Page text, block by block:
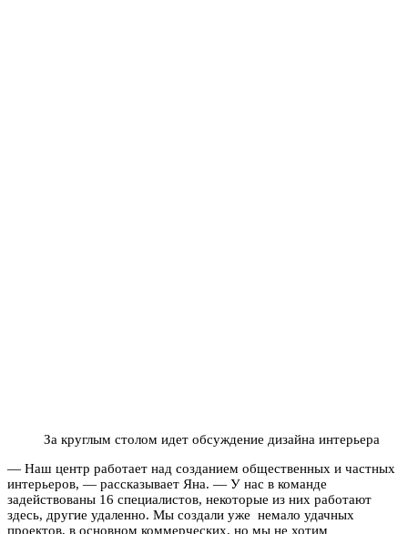
За круглым столом идет обсуждение дизайна интерьера
— Наш центр работает над созданием общественных и частных
интерьеров, — рассказывает Яна. — У нас в команде
задействованы 16 специалистов, некоторые из них работают
здесь, другие удаленно. Мы создали уже немало удачных
проектов, в основном коммерческих, но мы не хотим